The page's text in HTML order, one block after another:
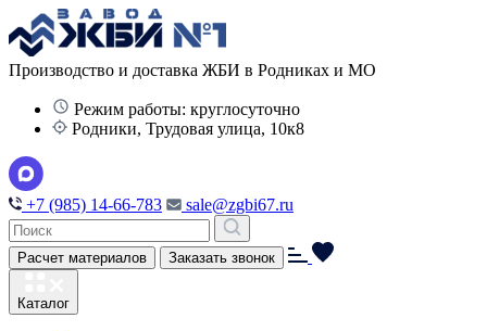
Производство и доставка ЖБИ в Родниках и МО
Режим работы: круглосуточно
Родники, Трудовая улица, 10к8
+7 (985) 14-66-783 sale@zgbi67.ru
Расчет материалов Заказать звонок
Каталог